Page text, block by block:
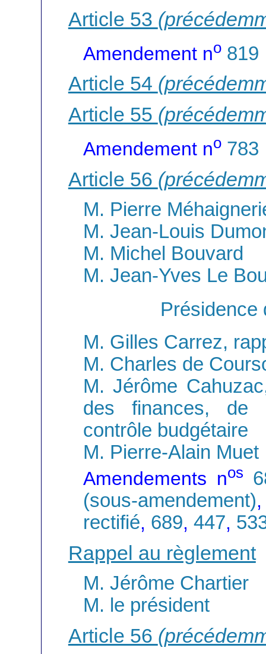
Article 53
Amendement no 819
Article 54
Article 55
Amendement no 783
Article 56
M. Pierre
M. Jean-Louis
M. Michel Bouvard
M. Jean-Yves Le
Présidence
M. Gilles Carrez,
M. Charles de
M. Jérôme
des finances, de
contrôle budgétaire
M. Pierre-Alain Muet
Amendements nos
(sous-amendement)
rectifié, 689, 447,
Rappel au règlement
M. Jérôme Chartier
M. le président
Article 56